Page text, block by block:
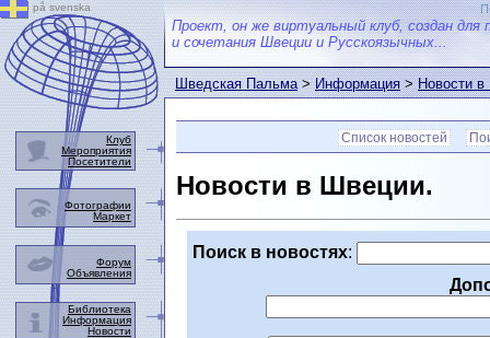
Проект, он же виртуальный клуб, создан для
и сочетания Швеции и Русскоязычных...
Шведская Пальма>Информация>Новости
Список новостей
Новости в Швеции.
Поиск в новостях:
på svenska
Клуб
Мероприятия
Посетители
Фотографии
Маркет
Форум
Объявления
Библиотека
Информация
Новости